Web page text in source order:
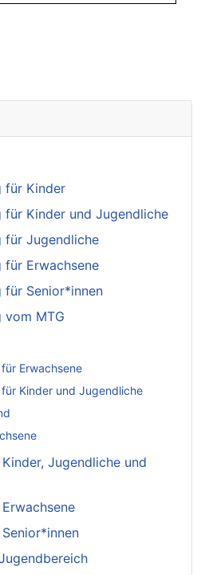
für Kinder
für Kinder und Jugendliche
für Jugendliche
für Erwachsene
für Senior*innen
vom MTG
Erwachsene
Kinder und Jugendliche
Jugendliche und